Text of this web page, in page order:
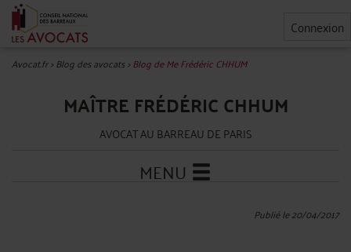
Connexion
Avocat.fr>Blog des avocats>Blog de Me Frédéric CHHUM
MAÎTRE FRÉDÉRIC CHHUM
AVOCAT AU BARREAU DE PARIS
MENU
Publié le 20/04/2017